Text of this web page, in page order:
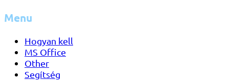
Menu
Hogyan kell
MS Office
Other
Segítség